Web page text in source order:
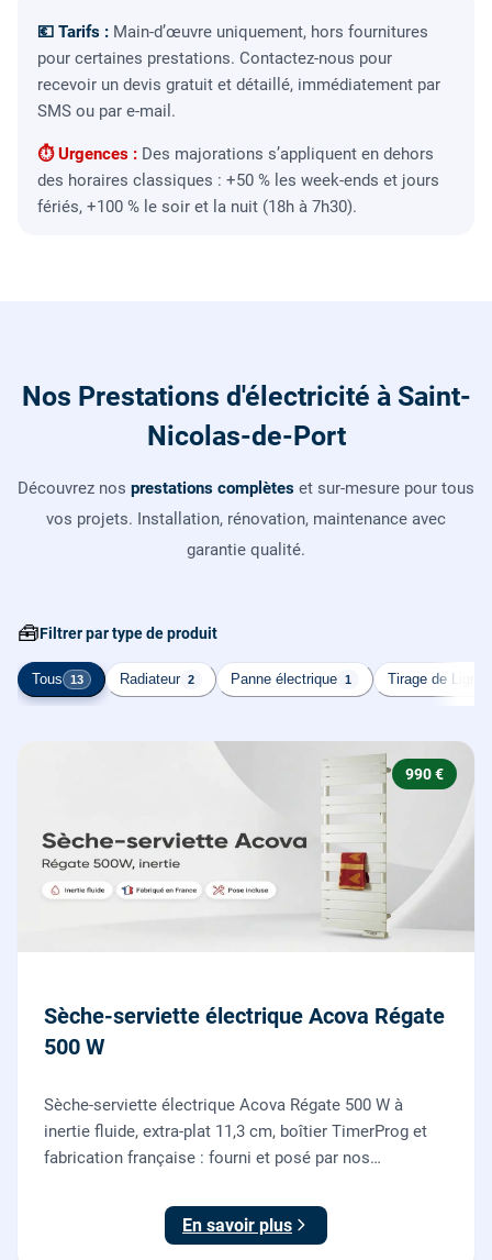
💶 Tarifs : Main-d’œuvre uniquement, hors fournitures
pour certaines prestations. Contactez-nous pour
recevoir un devis gratuit et détaillé, immédiatement par
SMS ou par e-mail.
⏱ Urgences : Des majorations s’appliquent en dehors
des horaires classiques : +50 % les week-ends et jours
fériés, +100 % le soir et la nuit (18h à 7h30).
Nos Prestations d'électricité à Saint-
Nicolas-de-Port
Découvrez nos prestations complètes et sur-mesure pour tous
vos projets. Installation, rénovation, maintenance avec
garantie qualité.
🧰Filtrer par type de produit
Tous 13 Radiateur 2 Panne électrique 1 Tirage de Ligne
990 €
Sèche-serviette électrique Acova Régate
500 W
Sèche-serviette électrique Acova Régate 500 W à
inertie fluide, extra-plat 11,3 cm, boîtier TimerProg et
fabrication française : fourni et posé par nos
En savoir plus